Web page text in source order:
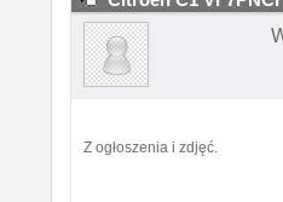
Z ogłoszenia i zdjęć.